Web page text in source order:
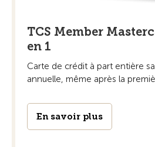
TCS Member
en 1
Carte de crédit à part entière
annuelle, même après la
En savoir plus